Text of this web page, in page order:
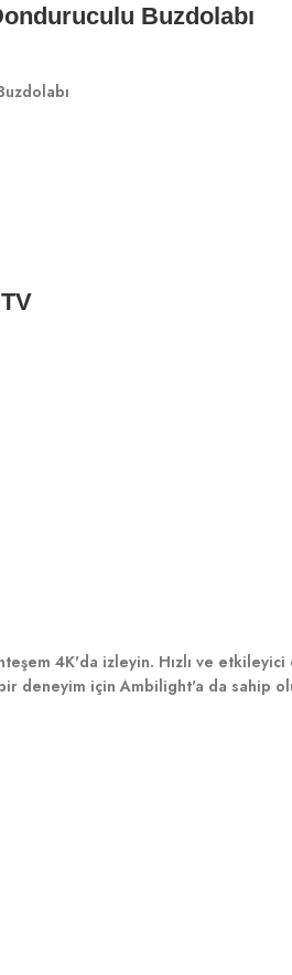
Buzdolabı
4K'da izleyin. Hızlı ve
deneyim için Ambilight'a da sahip